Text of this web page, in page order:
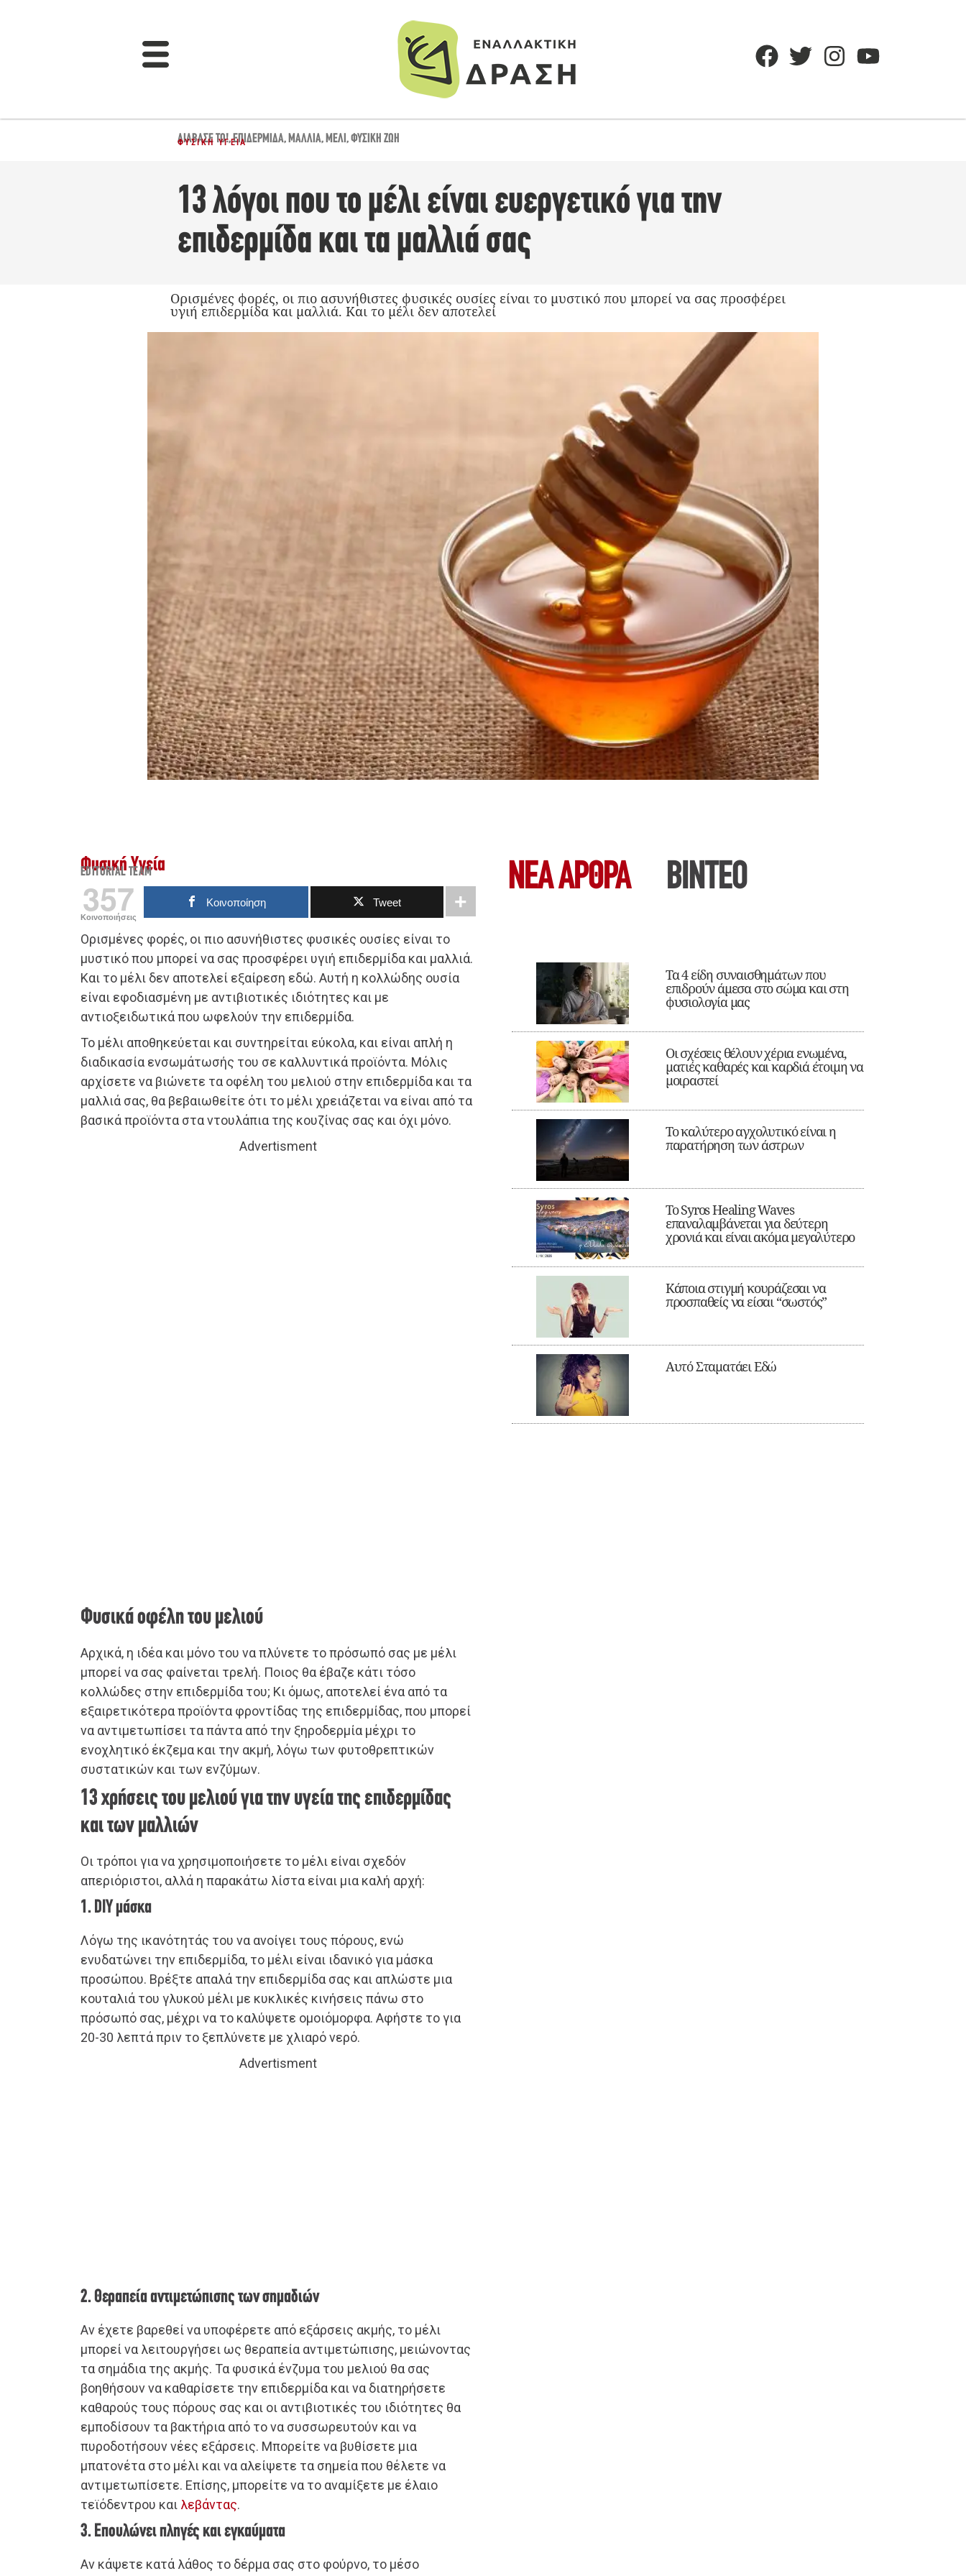
ΔΙΆΒΑΣΈ ΤΟ!,ΕΠΙΔΕΡΜΊΔΑ,ΜΑΛΛΙΆ,ΜΈΛΙ,ΦΥΣΙΚΉ ΖΩΉ
ΦΥΣΙΚΉ ΥΓΕΊΑ
13 λόγοι που το μέλι είναι ευεργετικό για την
επιδερμίδα και τα μαλλιά σας
Ορισμένες φορές, οι πιο ασυνήθιστες φυσικές ουσίες είναι το μυστικό που μπορεί να σας προσφέρει
υγιή επιδερμίδα και μαλλιά. Και το μέλι δεν αποτελεί
Φυσική Υγεία
EDITORIAL TEAM
357
Κοινοποιήσεις
Κοινοποίηση Tweet
Ορισμένες φορές, οι πιο ασυνήθιστες φυσικές ουσίες είναι το
μυστικό που μπορεί να σας προσφέρει υγιή επιδερμίδα και μαλλιά.
Και το μέλι δεν αποτελεί εξαίρεση εδώ. Αυτή η κολλώδης ουσία
είναι εφοδιασμένη με αντιβιοτικές ιδιότητες και με
αντιοξειδωτικά που ωφελούν την επιδερμίδα.
Το μέλι αποθηκεύεται και συντηρείται εύκολα, και είναι απλή η
διαδικασία ενσωμάτωσής του σε καλλυντικά προϊόντα. Μόλις
αρχίσετε να βιώνετε τα οφέλη του μελιού στην επιδερμίδα και τα
μαλλιά σας, θα βεβαιωθείτε ότι το μέλι χρειάζεται να είναι από τα
βασικά προϊόντα στα ντουλάπια της κουζίνας σας και όχι μόνο.
Advertisment
Φυσικά οφέλη του μελιού
Αρχικά, η ιδέα και μόνο του να πλύνετε το πρόσωπό σας με μέλι
μπορεί να σας φαίνεται τρελή. Ποιος θα έβαζε κάτι τόσο
κολλώδες στην επιδερμίδα του; Κι όμως, αποτελεί ένα από τα
εξαιρετικότερα προϊόντα φροντίδας της επιδερμίδας, που μπορεί
να αντιμετωπίσει τα πάντα από την ξηροδερμία μέχρι το
ενοχλητικό έκζεμα και την ακμή, λόγω των φυτοθρεπτικών
συστατικών και των ενζύμων.
13 χρήσεις του μελιού για την υγεία της επιδερμίδας
και των μαλλιών
Οι τρόποι για να χρησιμοποιήσετε το μέλι είναι σχεδόν
απεριόριστοι, αλλά η παρακάτω λίστα είναι μια καλή αρχή:
1. DIY μάσκα
Λόγω της ικανότητάς του να ανοίγει τους πόρους, ενώ
ενυδατώνει την επιδερμίδα, το μέλι είναι ιδανικό για μάσκα
προσώπου. Βρέξτε απαλά την επιδερμίδα σας και απλώστε μια
κουταλιά του γλυκού μέλι με κυκλικές κινήσεις πάνω στο
πρόσωπό σας, μέχρι να το καλύψετε ομοιόμορφα. Αφήστε το για
20-30 λεπτά πριν το ξεπλύνετε με χλιαρό νερό.
Advertisment
2. Θεραπεία αντιμετώπισης των σημαδιών
Αν έχετε βαρεθεί να υποφέρετε από εξάρσεις ακμής, το μέλι
μπορεί να λειτουργήσει ως θεραπεία αντιμετώπισης, μειώνοντας
τα σημάδια της ακμής. Τα φυσικά ένζυμα του μελιού θα σας
βοηθήσουν να καθαρίσετε την επιδερμίδα και να διατηρήσετε
καθαρούς τους πόρους σας και οι αντιβιοτικές του ιδιότητες θα
εμποδίσουν τα βακτήρια από το να συσσωρευτούν και να
πυροδοτήσουν νέες εξάρσεις. Μπορείτε να βυθίσετε μια
μπατονέτα στο μέλι και να αλείψετε τα σημεία που θέλετε να
αντιμετωπίσετε. Επίσης, μπορείτε να το αναμίξετε με έλαιο
τεϊόδεντρου και λεβάντας.
3. Επουλώνει πληγές και εγκαύματα
Αν κάψετε κατά λάθος το δέρμα σας στο φούρνο, το μέσο
ΝΕΑ ΆΡΘΡΑ ΒΙΝΤΕΟ
Τα 4 είδη συναισθημάτων που
επιδρούν άμεσα στο σώμα και στη
φυσιολογία μας
Οι σχέσεις θέλουν χέρια ενωμένα,
ματιές καθαρές και καρδιά έτοιμη να
μοιραστεί
Το καλύτερο αγχολυτικό είναι η
παρατήρηση των άστρων
Το Syros Healing Waves
επαναλαμβάνεται για δεύτερη
χρονιά και είναι ακόμα μεγαλύτερο
Κάποια στιγμή κουράζεσαι να
προσπαθείς να είσαι “σωστός”
Αυτό Σταματάει Εδώ